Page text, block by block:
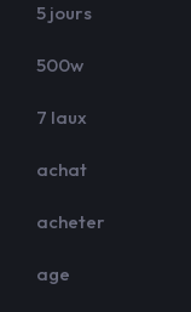
5 jours
500w
7 laux
achat
acheter
age